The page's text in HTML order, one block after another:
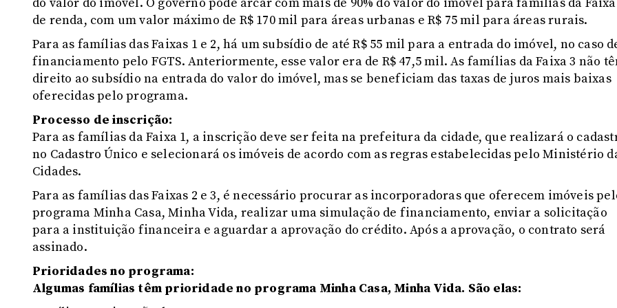
do valor do imóvel. O governo pode arcar com mais de 90% do valor do imóvel para famílias da
de renda, com um valor máximo de R$ 170 mil para áreas urbanas e R$ 75 mil para áreas rurais.
Para as famílias das Faixas 1 e 2, há um subsídio de até R$ 55 mil para a entrada do imóvel, no caso
financiamento pelo FGTS. Anteriormente, esse valor era de R$ 47,5 mil. As famílias da Faixa 3 não
direito ao subsídio na entrada do valor do imóvel, mas se beneficiam das taxas de juros mais baixas
oferecidas pelo programa.
Processo de inscrição:
Para as famílias da Faixa 1, a inscrição deve ser feita na prefeitura da cidade, que realizará o
no Cadastro Único e selecionará os imóveis de acordo com as regras estabelecidas pelo Ministério
Cidades.
Para as famílias das Faixas 2 e 3, é necessário procurar as incorporadoras que oferecem imóveis
programa Minha Casa, Minha Vida, realizar uma simulação de financiamento, enviar a solicitação
para a instituição financeira e aguardar a aprovação do crédito. Após a aprovação, o contrato será
assinado.
Prioridades no programa:
Algumas famílias têm prioridade no programa Minha Casa, Minha Vida. São elas: